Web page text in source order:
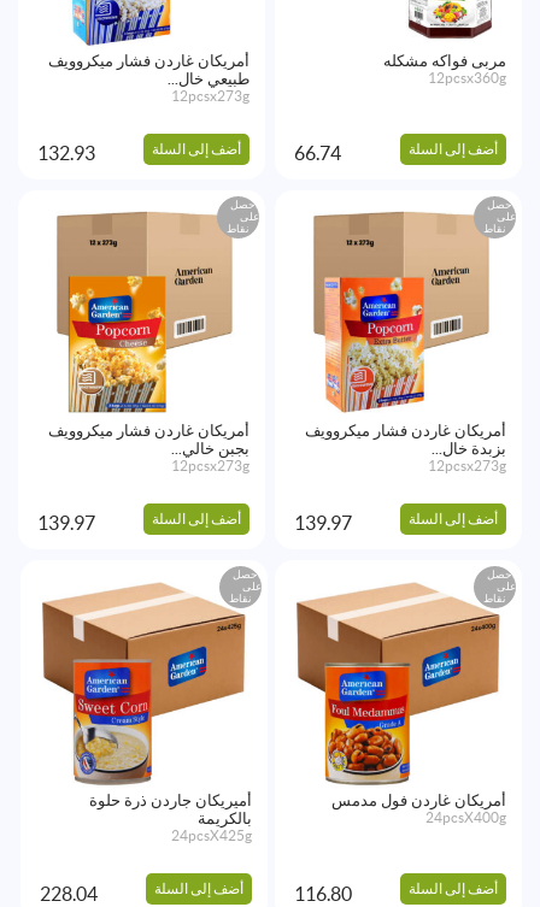
مربى فواكه مشكله
12pcsx360g
أضف إلى السلة 66.74
أمريكان غاردن فشار ميكروويف
طبيعي خال...
12pcsx273g
أضف إلى السلة 132.93
احصل
على
نقاط
أمريكان غاردن فشار ميكروويف
بزبدة خال...
12pcsx273g
أضف إلى السلة 139.97
احصل
على
نقاط
أمريكان غاردن فشار ميكروويف
بجبن خالي...
12pcsx273g
أضف إلى السلة 139.97
احصل
على
نقاط
أمريكان غاردن فول مدمس
24pcsX400g
أضف إلى السلة 116.80
احصل
على
نقاط
أميريكان جاردن ذرة حلوة
بالكريمة
24pcsX425g
أضف إلى السلة 228.04